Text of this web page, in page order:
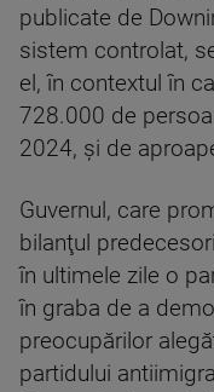
publicate de
sistem controlat,
el, în contextul în
728.000 de
2024, şi de
Guvernul, care
bilanţul
în ultimele zile o
în graba de a
preocupărilor
partidului